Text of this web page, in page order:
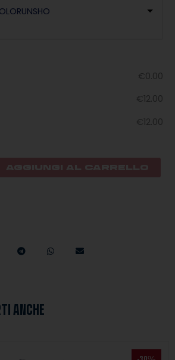
€0.00
€12.00
€12.00
AGGIUNGI AL CARRELLO
ANCHE